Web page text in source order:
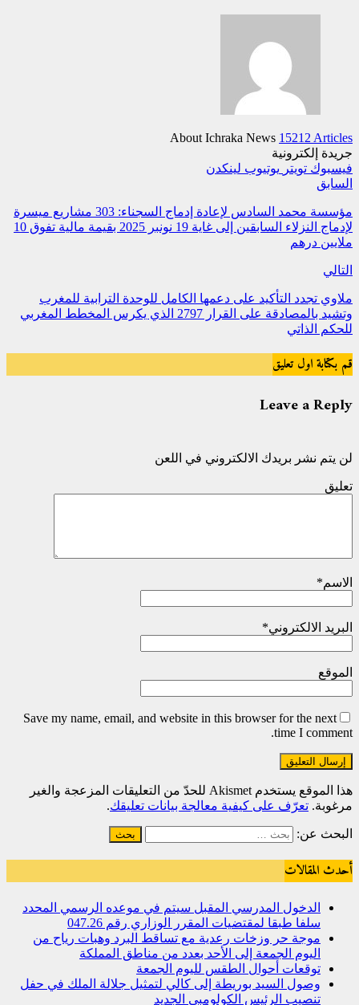
About Ichraka News 15212 Articles
جريدة إلكترونية
فيسبوك تويتر يوتيوب لينكدن
السابق
مؤسسة محمد السادس لإعادة إدماج السجناء: 303 مشاريع ميسرة
لإدماج النزلاء السابقين إلى غاية 19 نونبر 2025 بقيمة مالية تفوق 10
ملايين درهم
التالي
ملاوي تجدد التأكيد على دعمها الكامل للوحدة الترابية للمغرب
وتشيد بالمصادقة على القرار 2797 الذي يكرس المخطط المغربي
للحكم الذاتي
قم بكتابة اول تعليق
Leave a Reply
لن يتم نشر بريدك الالكتروني في اللعن
تعليق
الاسم*
البريد الالكتروني*
الموقع
Save my name, email, and website in this browser for the next
time I comment.
هذا الموقع يستخدم Akismet للحدّ من التعليقات المزعجة والغير
مرغوبة. تعرّف على كيفية معالجة بيانات تعليقك.
البحث عن:
أحدث المقالات
الدخول المدرسي المقبل سیتم في موعده الرسمي المحدد
سلفا طبقا لمقتضیات المقرر الوزاري رقم 047.26
موجة حر وزخات رعدية مع تساقط البرد وهبات رياح من
اليوم الجمعة إلى الأحد بعدد من مناطق المملكة
توقعات أحوال الطقس لليوم الجمعة
وصول السيد بوريطة إلى كالي لتمثيل جلالة الملك في حفل
تنصيب الرئيس الكولومبي الجديد